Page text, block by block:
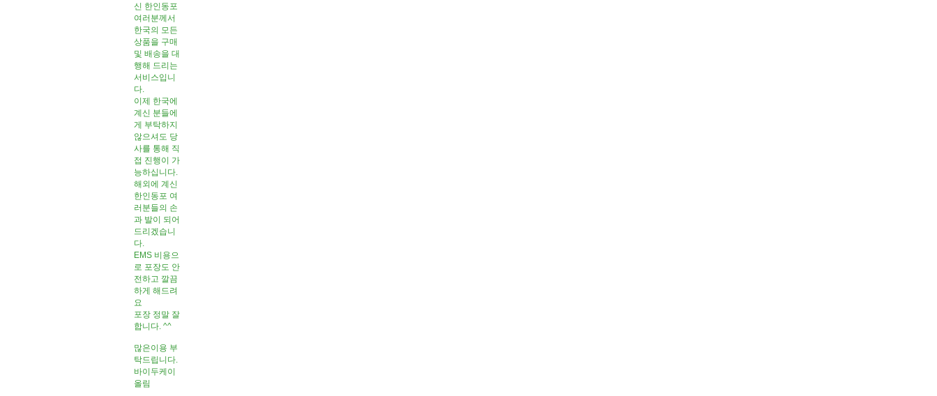
신 한인동포
여러분께서
한국의 모든
상품을 구매
및 배송을 대
행해 드리는
서비스입니
다.
이제 한국에
계신 분들에
게 부탁하지
않으셔도 당
사를 통해 직
접 진행이 가
능하십니다.
해외에 계신
한인동포 여
러분들의 손
과 발이 되어
드리겠습니
다.
EMS 비용으
로 포장도 안
전하고 깔끔
하게 해드려
요
포장 정말 잘
합니다. ^^
많은이용 부
탁드립니다.
바이두케이
올림